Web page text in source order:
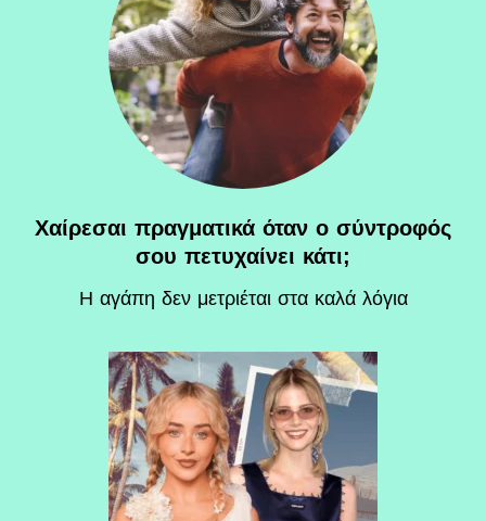
Χαίρεσαι πραγματικά όταν ο σύντροφός
σου πετυχαίνει κάτι;
Η αγάπη δεν μετριέται στα καλά λόγια